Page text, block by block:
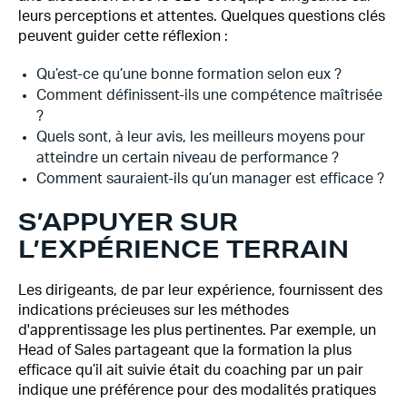
leurs perceptions et attentes. Quelques questions clés
peuvent guider cette réflexion :
Qu’est-ce qu’une bonne formation selon eux ?
Comment définissent-ils une compétence maîtrisée
?
Quels sont, à leur avis, les meilleurs moyens pour
atteindre un certain niveau de performance ?
Comment sauraient-ils qu’un manager est efficace ?
S’APPUYER SUR
L’EXPÉRIENCE TERRAIN
Les dirigeants, de par leur expérience, fournissent des
indications précieuses sur les méthodes
d'apprentissage les plus pertinentes. Par exemple, un
Head of Sales partageant que la formation la plus
efficace qu’il ait suivie était du coaching par un pair
indique une préférence pour des modalités pratiques